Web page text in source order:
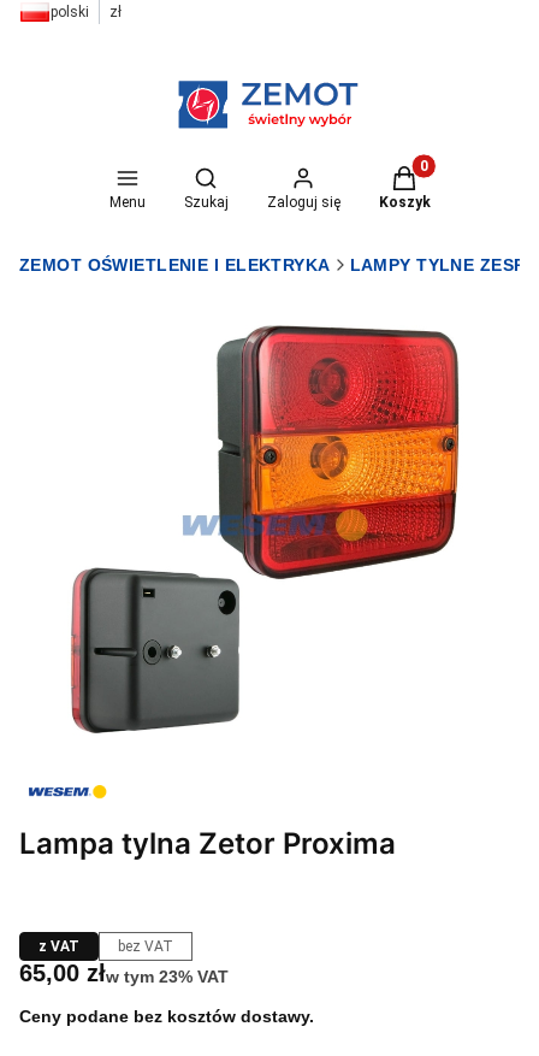
polski zł
Menu
Otwórz wyszukiwarkę
Szukaj Zaloguj się
Produkty w
Koszyk
ZEMOT OŚWIETLENIE I ELEKTRYKA LAMPY TYLNE
Lampa tylna Zetor Proxima
z VAT bez VAT
Cena
65,00 złw tym 23% VAT
w tym 23% VAT
Ceny podane bez kosztów dostawy.